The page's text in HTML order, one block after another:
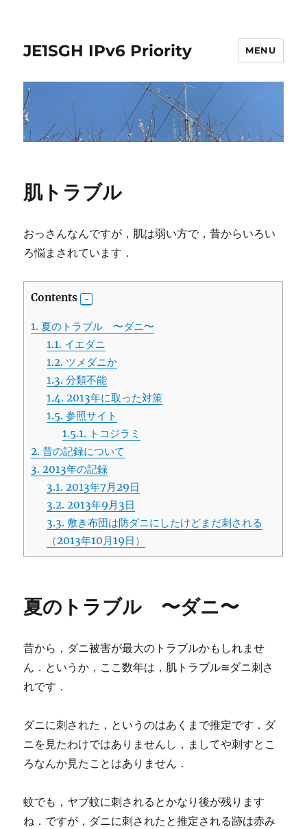
JE1SGH IPv6 Priority MENU
肌トラブル
おっさんなんですが，肌は弱い方で，昔からいろい
ろ悩まされています．
Contents
1. 夏のトラブル 〜ダニ〜
1.1. イエダニ
1.2. ツメダニか
1.3. 分類不能
1.4. 2013年に取った対策
1.5. 参照サイト
1.5.1. トコジラミ
2. 昔の記録について
3. 2013年の記録
3.1. 2013年7月29日
3.2. 2013年9月3日
3.3. 敷き布団は防ダニにしたけどまだ刺される
（2013年10月19日）
夏のトラブル 〜ダニ〜
昔から，ダニ被害が最大のトラブルかもしれませ
ん．というか，ここ数年は，肌トラブル≅ダニ刺さ
れです．
ダニに刺された，というのはあくまで推定です．ダ
ニを見たわけではありませんし，ましてや刺すとこ
ろなんか見たことはありません．
蚊でも，ヤブ蚊に刺されるとかなり後が残ります
ね．ですが，ダニに刺されたと推定される跡は赤み